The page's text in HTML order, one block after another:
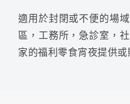
適用於封閉或不便的場
區，工務所，急診室，
家的福利零食宵夜提供或